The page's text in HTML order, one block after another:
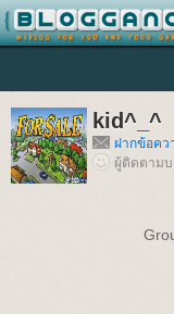
kid^_^
ฝากข้อคว
ผู้ติดตามบ